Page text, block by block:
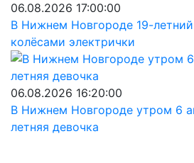
06.08.2026 17:00:00
В Нижнем Новгороде 19-
колёсами электрички
06.08.2026 16:20:00
В Нижнем Новгороде утром 6
летняя девочка